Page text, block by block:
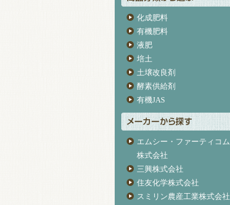
化成肥料
有機肥料
液肥
培土
土壌改良剤
酵素供給剤
有機JAS
エムシー・ファーティコム
株式会社
三興株式会社
住友化学株式会社
スミリン農産工業株式会社